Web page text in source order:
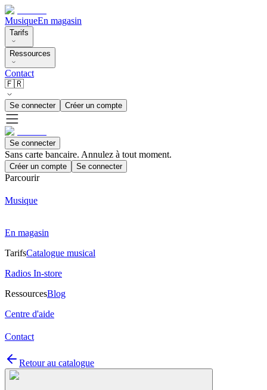
MusiqueEn magasin
Tarifs
Ressources
Contact
🇫🇷
Se connecter Créer un compte
Se connecter
Sans carte bancaire. Annulez à tout moment.
Créer un compte Se connecter
Parcourir
Musique
En magasin
TarifsCatalogue musical
Radios In-store
RessourcesBlog
Centre d'aide
Contact
Retour au catalogue